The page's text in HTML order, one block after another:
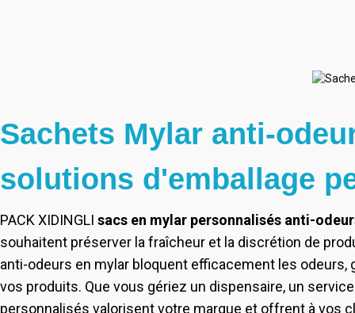
Sachets Mylar anti-
solutions d'emballage
PACK XIDINGLI sacs en mylar personnalisés anti-
souhaitent préserver la fraîcheur et la discrétion de
anti-odeurs en mylar bloquent efficacement les
vos produits. Que vous gériez un dispensaire, un
personnalisés valorisent votre marque et offrent à vos